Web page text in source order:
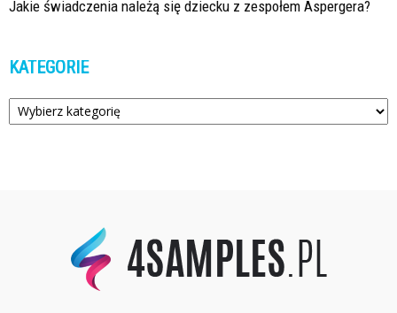
Jakie świadczenia należą się dziecku z zespołem Aspergera?
KATEGORIE
Kategorie